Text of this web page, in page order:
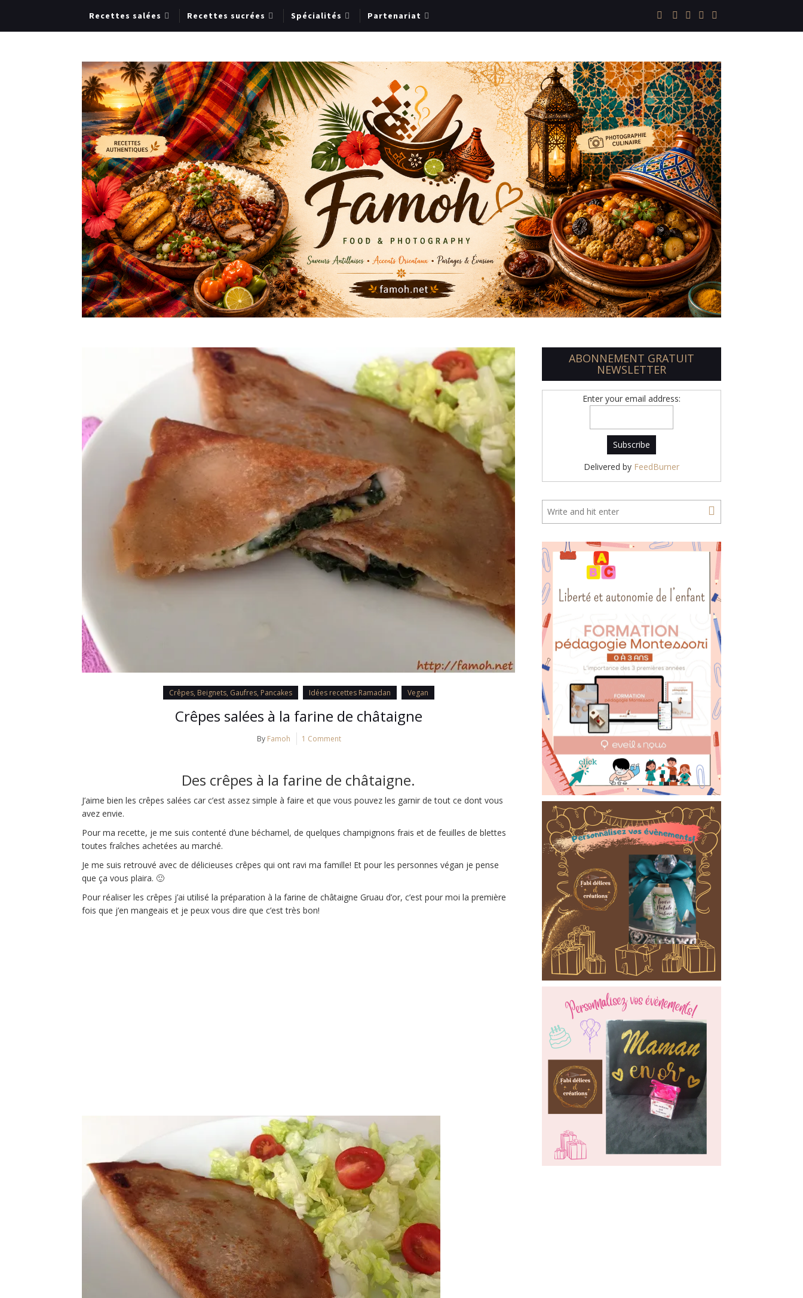
Recettes salées Recettes sucrées Spécialités Partenariat
Crêpes, Beignets, Gaufres, Pancakes Idées recettes Ramadan Vegan
Crêpes salées à la farine de châtaigne
By Famoh 1 Comment
Des crêpes à la farine de châtaigne.
J’aime bien les crêpes salées car c’est assez simple à faire et que vous pouvez les garnir de tout ce dont vous
avez envie.
Pour ma recette, je me suis contenté d’une béchamel, de quelques champignons frais et de feuilles de blettes
toutes fraîches achetées au marché.
Je me suis retrouvé avec de délicieuses crêpes qui ont ravi ma famille! Et pour les personnes végan je pense
que ça vous plaira. 🙂
Pour réaliser les crêpes j’ai utilisé la préparation à la farine de châtaigne Gruau d’or, c’est pour moi la première
fois que j’en mangeais et je peux vous dire que c’est très bon!
ABONNEMENT GRATUIT
NEWSLETTER
Enter your email address:
Delivered by FeedBurner